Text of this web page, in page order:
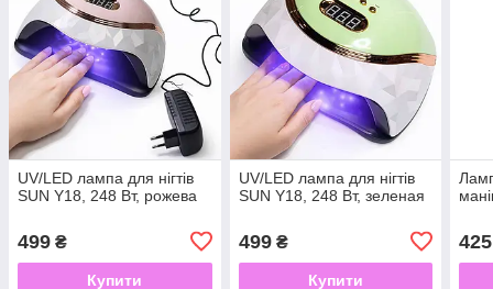
UV/LED лампа для нігтів
SUN Y18, 248 Вт, рожева
499 ₴
Купити
UV/LED лампа для нігтів
SUN Y18, 248 Вт, зеленая
499₴
Купити
425